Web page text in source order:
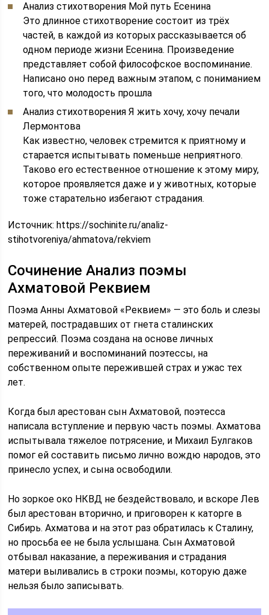
Анализ стихотворения Мой путь Есенина
Это длинное стихотворение состоит из трёх
частей, в каждой из которых рассказывается об
одном периоде жизни Есенина. Произведение
представляет собой философское воспоминание.
Написано оно перед важным этапом, с пониманием
того, что молодость прошла
Анализ стихотворения Я жить хочу, хочу печали
Лермонтова
Как известно, человек стремится к приятному и
старается испытывать поменьше неприятного.
Таково его естественное отношение к этому миру,
которое проявляется даже и у животных, которые
тоже старательно избегают страдания.
Источник:https://sochinite.ru/analiz-
stihotvoreniya/ahmatova/rekviem
Сочинение Анализ поэмы
Ахматовой Реквием
Поэма Анны Ахматовой «Реквием» — это боль и слезы
матерей, пострадавших от гнета сталинских
репрессий. Поэма создана на основе личных
переживаний и воспоминаний поэтессы, на
собственном опыте пережившей страх и ужас тех
лет.
Когда был арестован сын Ахматовой, поэтесса
написала вступление и первую часть поэмы. Ахматова
испытывала тяжелое потрясение, и Михаил Булгаков
помог ей составить письмо лично вождю народов, это
принесло успех, и сына освободили.
Но зоркое око НКВД не бездействовало, и вскоре Лев
был арестован вторично, и приговорен к каторге в
Сибирь. Ахматова и на этот раз обратилась к Сталину,
но просьба ее не была услышана. Сын Ахматовой
отбывал наказание, а переживания и страдания
матери выливались в строки поэмы, которую даже
нельзя было записывать.